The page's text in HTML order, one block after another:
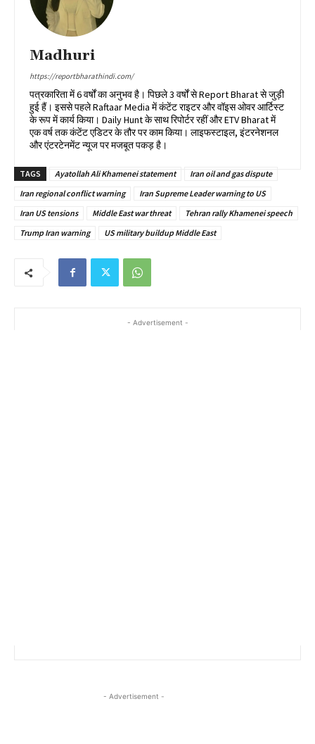
Madhuri
https://reportbharathindi.com/
पत्रकारिता में 6 वर्षों का अनुभव है। पिछले 3 वर्षों से Report Bharat से जुड़ी
हुई हैं। इससे पहले Raftaar Media में कंटेंट राइटर और वॉइस ओवर आर्टिस्ट
के रूप में कार्य किया। Daily Hunt के साथ रिपोर्टर रहीं और ETV Bharat में
एक वर्ष तक कंटेंट एडिटर के तौर पर काम किया। लाइफस्टाइल, इंटरनेशनल
और एंटरटेनमेंट न्यूज पर मजबूत पकड़ है।
TAGS Ayatollah Ali Khamenei statement
Iran oil and gas dispute
Iran regional conflict warning
Iran Supreme Leader warning to US
Iran US tensions
Middle East war threat
Tehran rally Khamenei speech
Trump Iran warning
US military buildup Middle East
- Advertisement -
- Advertisement -